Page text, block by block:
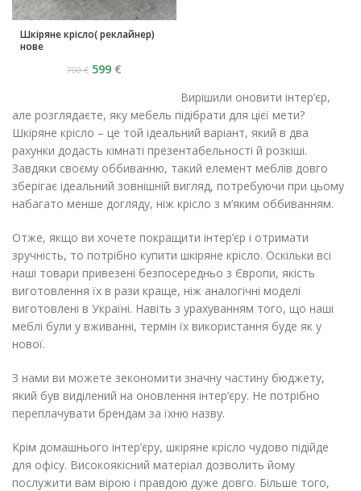
Шкіряне крісло( реклайнер)
нове
700€ 599 €
Вирішили оновити інтер’єр,
але розглядаєте, яку мебель підібрати для цієї мети?
Шкіряне крісло – це той ідеальний варіант, який в два
рахунки додасть кімнаті презентабельності й розкіші.
Завдяки своєму оббиванню, такий елемент меблів довго
зберігає ідеальний зовнішній вигляд, потребуючи при цьому
набагато менше догляду, ніж крісло з м’яким оббиванням.
Отже, якщо ви хочете покращити інтер’єр і отримати
зручність, то потрібно купити шкіряне крісло. Оскільки всі
наші товари привезені безпосередньо з Європи, якість
виготовлення їх в рази краще, ніж аналогічні моделі
виготовлені в Україні. Навіть з урахуванням того, що наші
меблі були у вживанні, термін їх використання буде як у
нової.
З нами ви можете зекономити значну частину бюджету,
який був виділений на оновлення інтер’єру. Не потрібно
переплачувати брендам за їхню назву.
Крім домашнього інтер’єру, шкіряне крісло чудово підійде
для офісу. Високоякісний матеріал дозволить йому
послужити вам вірою і правдою дуже довго. Більше того,